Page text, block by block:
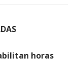
horas